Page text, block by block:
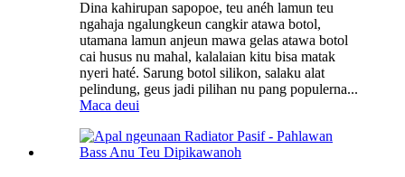
Dina kahirupan sapopoe, teu anéh lamun teu
ngahaja ngalungkeun cangkir atawa botol,
utamana lamun anjeun mawa gelas atawa botol
cai husus nu mahal, kalalaian kitu bisa matak
nyeri haté. Sarung botol silikon, salaku alat
pelindung, geus jadi pilihan nu pang populerna...
Maca deui